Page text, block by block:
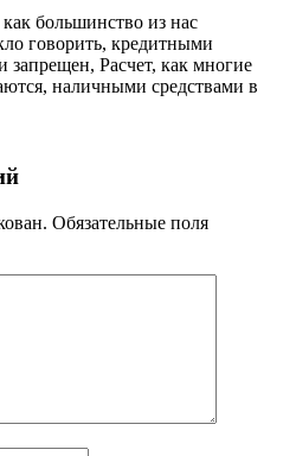
как большинство из нас
говорить, кредитными
запрещен, Расчет, как многие
наличными средствами в
Обязательные поля